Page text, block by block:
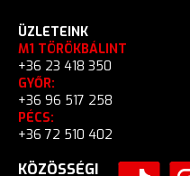
ÜZLETEINK
M1 TÖRÖKBÁLINT
+36 23 418 350
GYŐR:
+36 96 517 258
PÉCS:
+36 72 510 402
KÖZÖSSÉGI